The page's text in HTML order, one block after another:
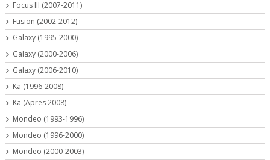
Focus III (2007-2011)
Fusion (2002-2012)
Galaxy (1995-2000)
Galaxy (2000-2006)
Galaxy (2006-2010)
Ka (1996-2008)
Ka (Apres 2008)
Mondeo (1993-1996)
Mondeo (1996-2000)
Mondeo (2000-2003)